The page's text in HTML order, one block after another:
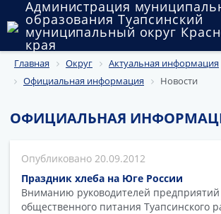
Администрация
образования Туапсинский
муниципальный округ
края
Округ
Муниципальные закупки
Государственный и муниципальный
Муниципальное имущество
Главная Округ
Актуальная информация
Официальная информация
Новости
ОФИЦИАЛЬНАЯ
20.09.2012
Праздник хлеба на Юге России
Вниманию руководителей предприятий
общественного питания Туапсинского